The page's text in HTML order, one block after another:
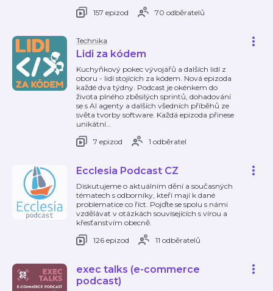
157 epizod
70 odběratelů
Technika
Lidi za kódem
Kuchyňkový pokec vývojářů a dalších lidí z
oboru - lidí stojících za kódem. Nová epizoda
každé dva týdny. Podcast je okénkem do
života plného zběsilých sprintů, dohadování
se s AI agenty a dalších všedních příběhů ze
světa tvorby software. Každá epizoda přinese
unikátní…
7 epizod
1 odběratel
Ecclesia Podcast CZ
Diskutujeme o aktuálním dění a současných
tématech s odborníky, kteří mají k dané
problematice co říct. Pojďte se spolu s námi
vzdělávat v otázkách souvisejících s vírou a
křesťanstvím obecně.
126 epizod
11 odběratelů
exec talks (e-commerce
podcast)